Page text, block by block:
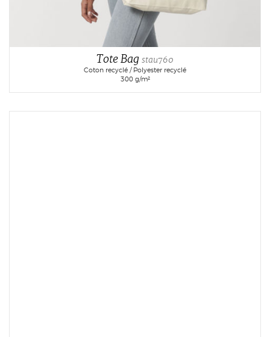
Tote Bag stau760
Coton recyclé / Polyester recyclé
300 g/m²